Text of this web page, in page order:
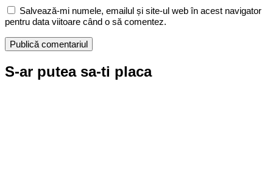
Salvează-mi numele, emailul și site-ul web în acest navigator
pentru data viitoare când o să comentez.
S-ar putea sa-ti placa